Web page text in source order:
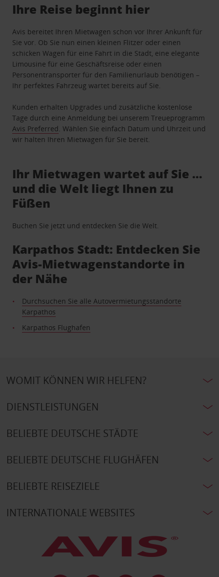
Ihre Reise beginnt hier
Avis bereitet Ihren Mietwagen schon vor Ihrer Ankunft für
Sie vor. Ob Sie nun einen kleinen Flitzer oder einen
schicken Wagen für eine Fahrt in die Stadt, eine elegante
Limousine für eine Geschäftsreise oder einen
Personentransporter für den Familienurlaub benötigen –
Ihr perfektes Fahrzeug wartet bereits auf Sie.
Kunden erhalten Upgrades und zusätzliche kostenlose
Tage durch eine Anmeldung bei unserem Treueprogramm
Avis Preferred . Wählen Sie einfach Datum und Uhrzeit und
wir halten Ihren Mietwagen für Sie bereit.
Ihr Mietwagen wartet auf Sie …
und die Welt liegt Ihnen zu
Füßen
Buchen Sie jetzt und entdecken Sie die Welt.
Karpathos Stadt: Entdecken Sie
Avis-Mietwagenstandorte in
der Nähe
Durchsuchen Sie alle Autovermietungsstandorte
Karpathos
Karpathos Flughafen
WOMIT KÖNNEN WIR HELFEN?
DIENSTLEISTUNGEN
BELIEBTE DEUTSCHE STÄDTE
BELIEBTE DEUTSCHE FLUGHÄFEN
BELIEBTE REISEZIELE
INTERNATIONALE WEBSITES